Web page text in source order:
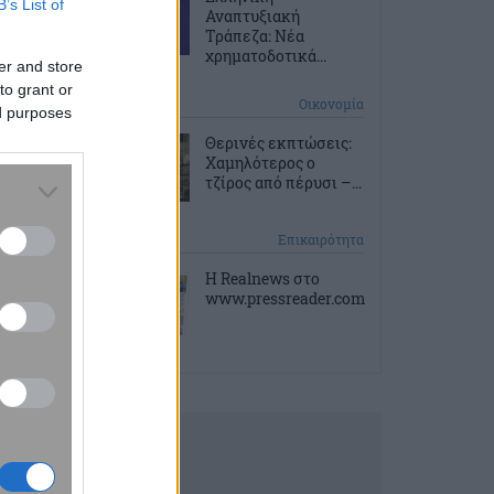
List of
and store
grant or
purposes
Αναπτυξιακή
Τράπεζα: Νέα
χρηματοδοτικά...
Οικονομία
Θερινές εκπτώσεις:
Χαμηλότερος ο
τζίρος από πέρυσι –...
Επικαιρότητα
Η Realnews στο
www.pressreader.com